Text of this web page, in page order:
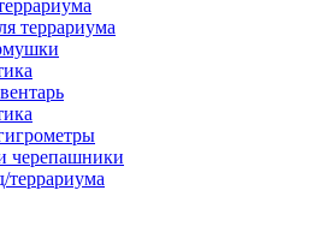
террариума
черепашники
террариума